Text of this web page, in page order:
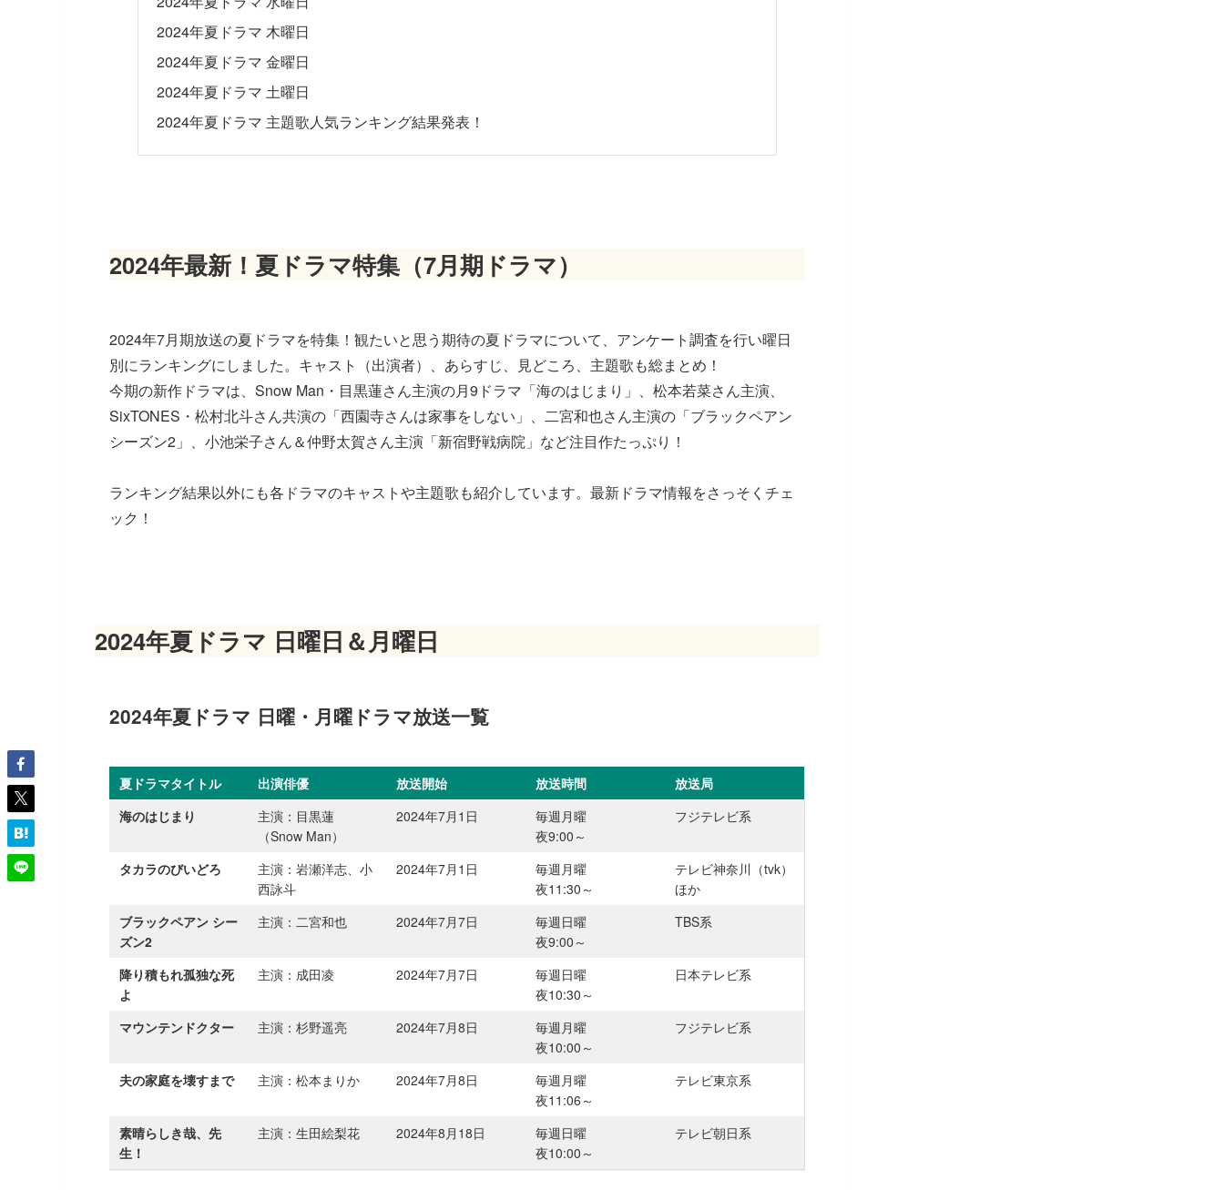
2024年夏ドラマ 木曜日
2024年夏ドラマ 金曜日
2024年夏ドラマ 土曜日
2024年夏ドラマ 主題歌人気ランキング結果発表！
2024年最新！夏ドラマ特集（7月期ドラマ）
2024年7月期放送の夏ドラマを特集！観たいと思う期待の夏ドラマについて、アンケート調査を行い曜日
別にランキングにしました。キャスト（出演者）、あらすじ、見どころ、主題歌も総まとめ！
今期の新作ドラマは、Snow Man・目黒蓮さん主演の月9ドラマ「海のはじまり」、松本若菜さん主演、
SixTONES・松村北斗さん共演の「西園寺さんは家事をしない」、二宮和也さん主演の「ブラックペアン
シーズン2」、小池栄子さん＆仲野太賀さん主演「新宿野戦病院」など注目作たっぷり！
ランキング結果以外にも各ドラマのキャストや主題歌も紹介しています。最新ドラマ情報をさっそくチェ
ック！
2024年夏ドラマ 日曜日＆月曜日
2024年夏ドラマ 日曜・月曜ドラマ放送一覧
夏ドラマタイトル 出演俳優 放送開始 放送時間
放送局
海のはじまり
主演：目黒蓮
（Snow Man）
2024年7月1日
毎週月曜
夜9:00～
フジテレビ系
タカラのびいどろ
主演：岩瀬洋志、小
西詠斗
2024年7月1日
毎週月曜
夜11:30～
テレビ神奈川（tvk）
ほか
ブラックペアン シー
ズン2
主演：二宮和也 2024年7月7日
毎週日曜
夜9:00～
TBS系
降り積もれ孤独な死
よ
主演：成田凌 2024年7月7日
毎週日曜
夜10:30～
日本テレビ系
マウンテンドクター 主演：杉野遥亮 2024年7月8日
毎週月曜
夜10:00～
フジテレビ系
夫の家庭を壊すまで 主演：松本まりか 2024年7月8日
毎週月曜
夜11:06～
テレビ東京系
素晴らしき哉、先
生！
主演：生田絵梨花 2024年8月18日
毎週日曜
夜10:00～
テレビ朝日系